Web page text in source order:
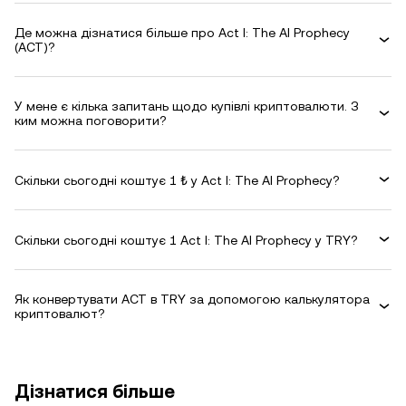
Де можна дізнатися більше про Act I: The AI Prophecy
(ACT)?
У мене є кілька запитань щодо купівлі криптовалюти. З
ким можна поговорити?
Скільки сьогодні коштує 1 ₺ у Act I: The AI Prophecy?
Скільки сьогодні коштує 1 Act I: The AI Prophecy у TRY?
Як конвертувати ACT в TRY за допомогою калькулятора
криптовалют?
Дізнатися більше